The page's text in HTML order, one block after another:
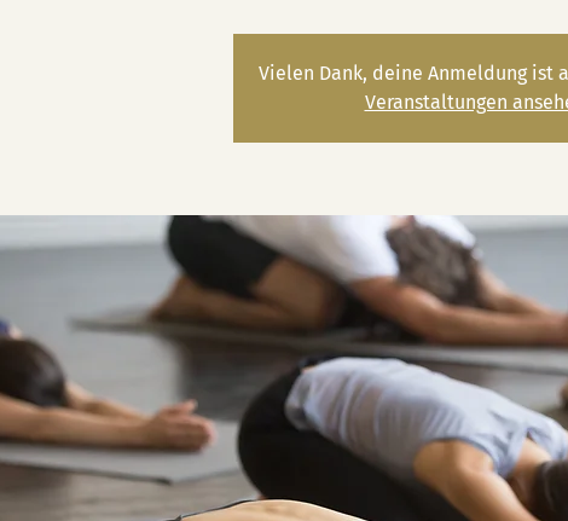
Vielen Dank, deine Anmeldung ist
Veranstaltungen